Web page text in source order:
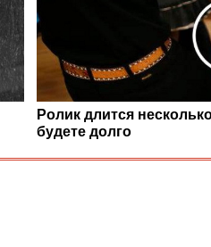
Ролик длится
будете долго